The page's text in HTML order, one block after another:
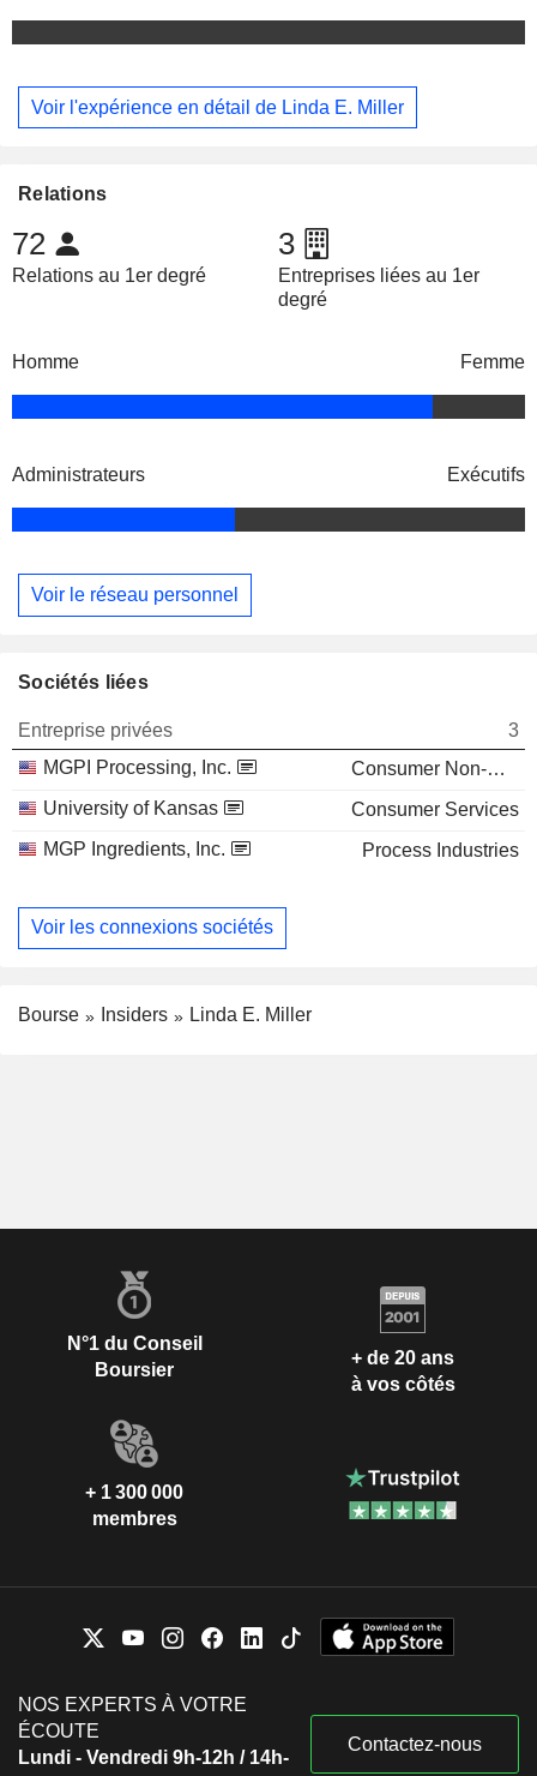
Voir l'expérience en détail de Linda E. Miller
Relations
72
Relations au 1er degré
3
Entreprises liées au 1er
degré
Homme Femme
Administrateurs Exécutifs
Voir le réseau personnel
Sociétés liées
Entreprise privées
3
MGPI Processing, Inc.
Consumer Non-Durables
University of Kansas
Consumer Services
MGP Ingredients, Inc.
Process Industries
Voir les connexions sociétés
Bourse Insiders Linda E. Miller
N°1 du Conseil
Boursier
+ de 20 ans
à vos côtés
+ 1 300 000
membres
NOS EXPERTS À VOTRE
ÉCOUTE
Lundi - Vendredi 9h-12h / 14h-
Contactez-nous